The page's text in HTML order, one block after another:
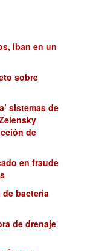
iban en un
sobre
sistemas de
de
en fraude
de bacteria
de drenaje